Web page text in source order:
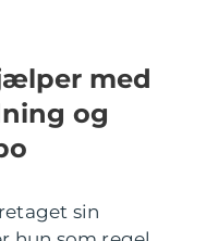
med
og
sin